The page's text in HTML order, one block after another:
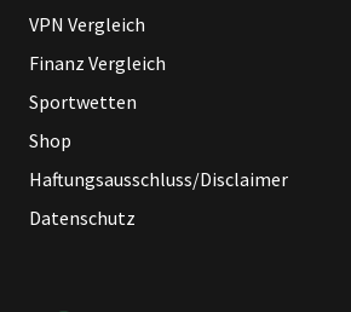
VPN Vergleich
Finanz Vergleich
Sportwetten
Shop
Haftungsausschluss/Disclaimer
Datenschutz